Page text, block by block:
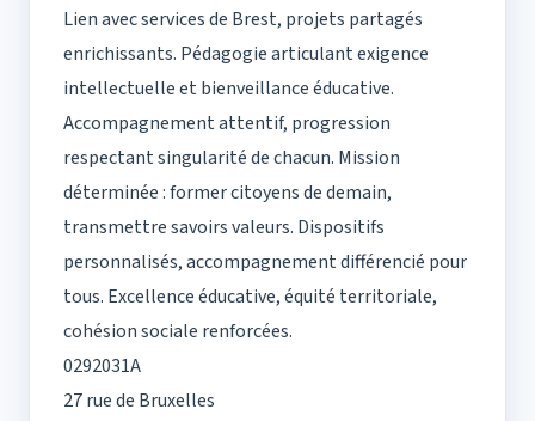
Lien avec services de Brest, projets partagés
enrichissants. Pédagogie articulant exigence
intellectuelle et bienveillance éducative.
Accompagnement attentif, progression
respectant singularité de chacun. Mission
déterminée : former citoyens de demain,
transmettre savoirs valeurs. Dispositifs
personnalisés, accompagnement différencié pour
tous. Excellence éducative, équité territoriale,
cohésion sociale renforcées.
0292031A
27 rue de Bruxelles